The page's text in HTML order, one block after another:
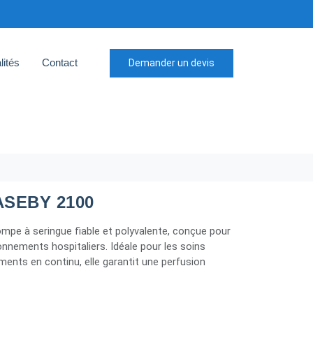
Contact Demander un devis
2100
à seringue fiable et polyvalente, conçue pour
hospitaliers. Idéale pour les soins
en continu, elle garantit une perfusion